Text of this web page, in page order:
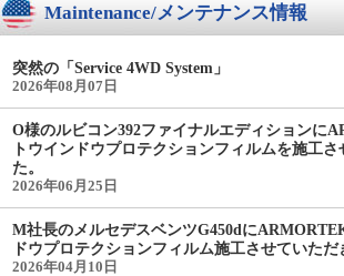
Maintenance/メンテナンス情報
突然の「Service 4WD System」
2026年08月07日
O様のルビコン392ファイナルエディションに
トウインドウプロテクションフィルムを施工
た。
2026年06月25日
M社長のメルセデスベンツG450dに
ドウプロテクションフィルム施工させていただ
2026年04月10日